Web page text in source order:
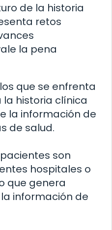
de la historia
retos
la pena
que se enfrenta
la historia clínica
la información de
de salud.
son
hospitales o
que genera
información de